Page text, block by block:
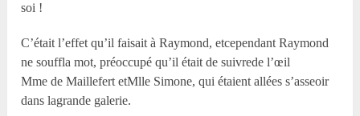
soi !
C’était l’effet qu’il faisait à Raymond, etcependant Raymond
ne souffla mot, préoccupé qu’il était de suivrede l’œil
Mme de Maillefert etMlle Simone, qui étaient allées s’asseoir
dans lagrande galerie.